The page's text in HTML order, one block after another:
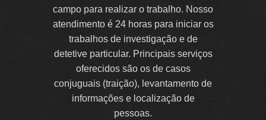
campo para realizar o trabalho. Nosso
atendimento é 24 horas para iniciar os
trabalhos de investigação e de
detetive particular. Principais serviços
oferecidos são os de casos
conjuguais (traição), levantamento de
informações e localização de
pessoas.